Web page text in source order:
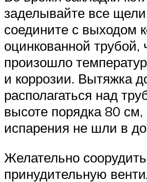
заделывайте все
соедините с выходом
оцинкованной трубой,
произошло
и коррозии. Вытяжка
располагаться над
высоте порядка 80
испарения не шли в
Желательно соорудить
принудительную